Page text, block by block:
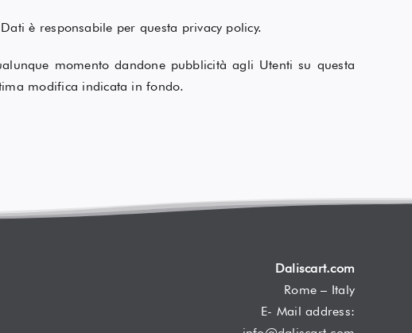
è responsabile per questa privacy policy.
momento dandone pubblicità agli Utenti su questa
modifica indicata in fondo.
Daliscart.com
Rome – Italy
E- Mail address: